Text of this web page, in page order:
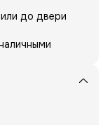
до двери